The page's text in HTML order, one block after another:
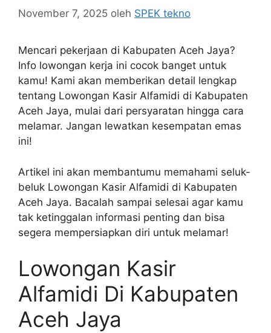
November 7, 2025 oleh SPEK tekno
Mencari pekerjaan di Kabupaten Aceh Jaya?
Info lowongan kerja ini cocok banget untuk
kamu! Kami akan memberikan detail lengkap
tentang Lowongan Kasir Alfamidi di Kabupaten
Aceh Jaya, mulai dari persyaratan hingga cara
melamar. Jangan lewatkan kesempatan emas
ini!
Artikel ini akan membantumu memahami seluk-
beluk Lowongan Kasir Alfamidi di Kabupaten
Aceh Jaya. Bacalah sampai selesai agar kamu
tak ketinggalan informasi penting dan bisa
segera mempersiapkan diri untuk melamar!
Lowongan Kasir
Alfamidi Di Kabupaten
Aceh Jaya